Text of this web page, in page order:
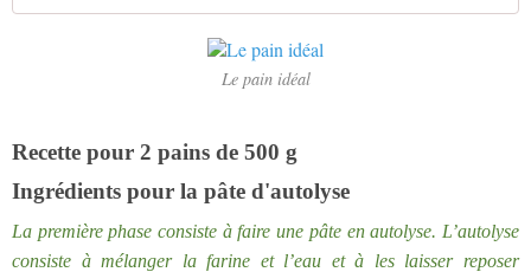
Le pain idéal
Recette pour 2 pains de 500 g
Ingrédients pour la pâte d'autolyse
La première phase consiste à faire une pâte en autolyse. L’autolyse
consiste à mélanger la farine et l’eau et à les laisser reposer